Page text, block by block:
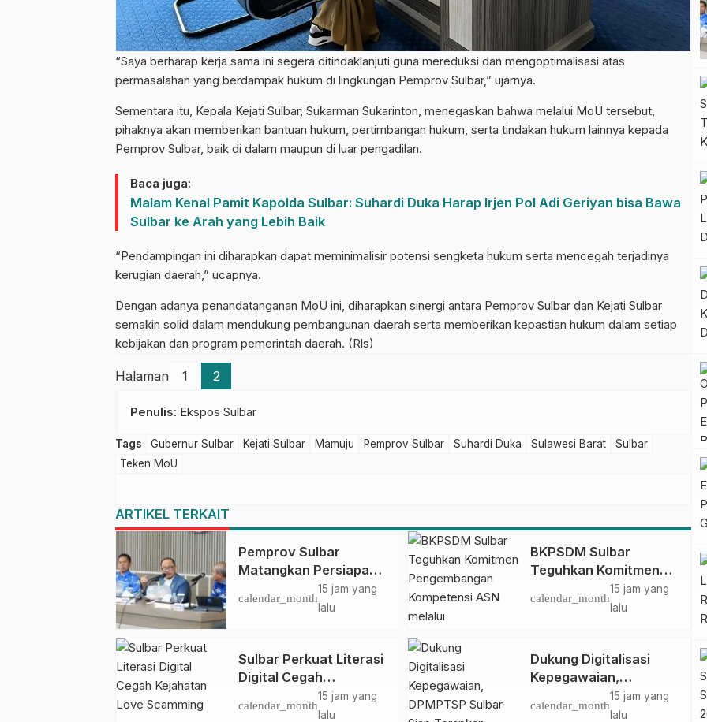
“Saya berharap kerja sama ini segera ditindaklanjuti guna mereduksi dan mengoptimalisasi atas
permasalahan yang berdampak hukum di lingkungan Pemprov Sulbar,” ujarnya.
Sementara itu, Kepala Kejati Sulbar, Sukarman Sukarinton, menegaskan bahwa melalui MoU tersebut,
pihaknya akan memberikan bantuan hukum, pertimbangan hukum, serta tindakan hukum lainnya kepada
Pemprov Sulbar, baik di dalam maupun di luar pengadilan.
Baca juga:
Malam Kenal Pamit Kapolda Sulbar: Suhardi Duka Harap Irjen Pol Adi Geriyan bisa Bawa
Sulbar ke Arah yang Lebih Baik
“Pendampingan ini diharapkan dapat meminimalisir potensi sengketa hukum serta mencegah terjadinya
kerugian daerah,” ucapnya.
Dengan adanya penandatanganan MoU ini, diharapkan sinergi antara Pemprov Sulbar dan Kejati Sulbar
semakin solid dalam mendukung pembangunan daerah serta memberikan kepastian hukum dalam setiap
kebijakan dan program pemerintah daerah. (Rls)
Halaman 1 2
Penulis: Ekspos Sulbar
Tags Gubernur Sulbar Kejati Sulbar Mamuju Pemprov Sulbar Suhardi Duka Sulawesi Barat
Sulbar
Teken MoU
ARTIKEL TERKAIT
Pemprov Sulbar
Matangkan Persiapan
HUT Ke-81 RI, Puncak
Upacara di Lapangan
calendar_month
15 jam yang
lalu
BKPSDM Sulbar
Teguhkan Komitmen
Pengembangan
Kompetensi ASN
Perjanjian Tugas
Belajar 2026
calendar_month
15 jam yang
lalu
Sulbar Perkuat Literasi
Digital Cegah
Kejahatan Love
Scamming
calendar_month
15 jam yang
lalu
Dukung Digitalisasi
Kepegawaian,
DPMPTSP Sulbar Siap
Terapkan Aplikasi
calendar_month
15 jam yang
lalu